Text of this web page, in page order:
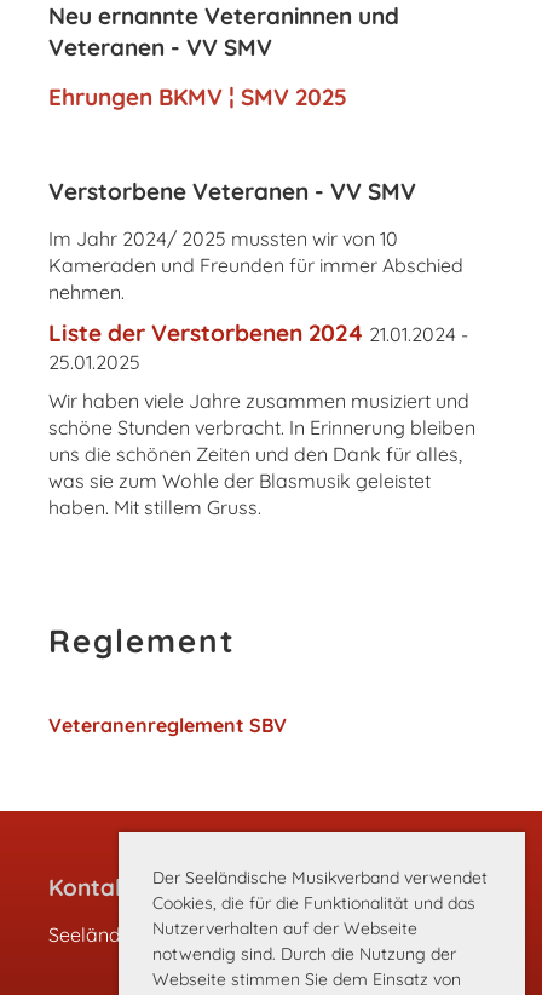
Der Seeländische Musikverband verwendet
Cookies, die für die Funktionalität und das
Nutzerverhalten auf der Webseite
notwendig sind. Durch die Nutzung der
Webseite stimmen Sie dem Einsatz von
Neu ernannte Veteraninnen und
Veteranen - VV SMV
Ehrungen BKMV ¦ SMV 2025
Verstorbene Veteranen - VV SMV
Im Jahr 2024/ 2025 mussten wir von 10
Kameraden und Freunden für immer Abschied
nehmen.
Liste der Verstorbenen 2024 21.01.2024 -
25.01.2025
Wir haben viele Jahre zusammen musiziert und
schöne Stunden verbracht. In Erinnerung bleiben
uns die schönen Zeiten und den Dank für alles,
was sie zum Wohle der Blasmusik geleistet
haben. Mit stillem Gruss.
Reglement
Veteranenreglement SBV
Kontakt
Seeländischer Musikverband